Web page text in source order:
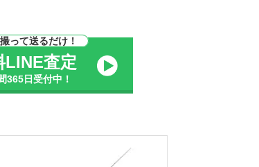
って送るだけ！
LINE査定
365日受付中！